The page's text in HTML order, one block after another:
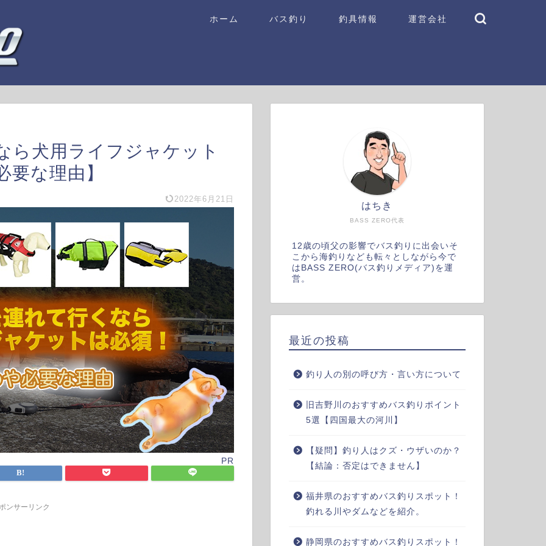
ホーム バス釣り 釣具情報 運営会社
ら犬用ライフジャケット
な理由】
2022年6月21日
PR
ンサーリンク
BASS ZERO代表
はちき
12歳の頃父の影響でバス釣りに出会いそ
こから海釣りなども転々としながら今で
はBASS ZERO(バス釣りメディア)を運
営。
最近の投稿
釣り人の別の呼び方・言い方について
旧吉野川のおすすめバス釣りポイント
5選【四国最大の河川】
【疑問】釣り人はクズ・ウザいのか？
【結論：否定はできません】
福井県のおすすめバス釣りスポット！
釣れる川やダムなどを紹介。
静岡県のおすすめバス釣りスポット！